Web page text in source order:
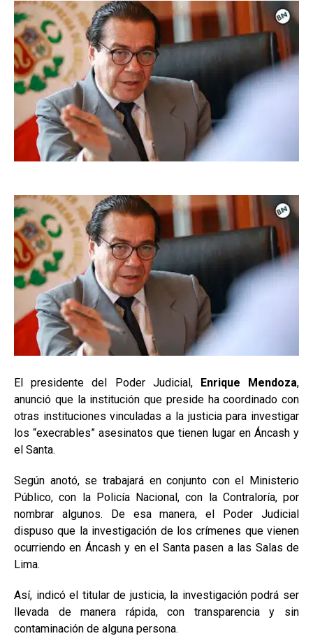
El presidente del Poder Judicial, Enrique Mendoza,
anunció que la institución que preside ha coordinado con
otras instituciones vinculadas a la justicia para investigar
los “execrables” asesinatos que tienen lugar en Áncash y
el Santa.
Según anotó, se trabajará en conjunto con el Ministerio
Público, con la Policía Nacional, con la Contraloría, por
nombrar algunos. De esa manera, el Poder Judicial
dispuso que la investigación de los crímenes que vienen
ocurriendo en Áncash y en el Santa pasen a las Salas de
Lima.
Así, indicó el titular de justicia, la investigación podrá ser
llevada de manera rápida, con transparencia y sin
contaminación de alguna persona.